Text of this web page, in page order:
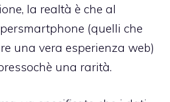
la realtà è che al
(quelli che
una vera esperienza web)
una rarità.